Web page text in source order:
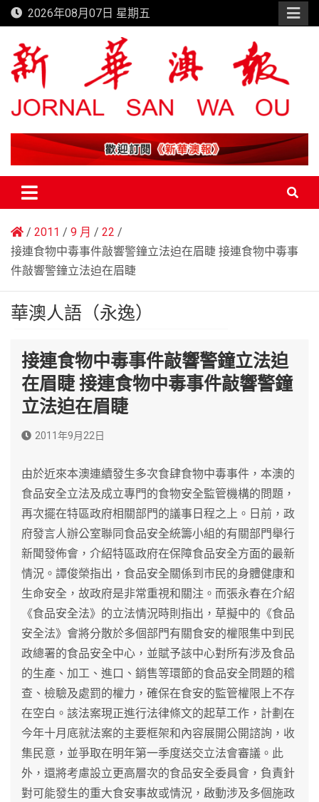
Skip
to
content
2026年08月07日 星期五
新華澳報
2011 9 月
22
接連食物中毒事件敲響警鐘立法迫在眉睫 接連食物中毒事
件敲響警鐘立法迫在眉睫
華澳人語（永逸）
接連食物中毒事件敲響警鐘立法迫
在眉睫 接連食物中毒事件敲響警鐘
立法迫在眉睫
2011年9月22日
由於近來本澳連續發生多次食肆食物中毒事件，本澳的
食品安全立法及成立專門的食物安全監管機構的問題，
再次擺在特區政府相關部門的議事日程之上。日前，政
府發言人辦公室聯同食品安全統籌小組的有關部門舉行
新聞發佈會，介紹特區政府在保障食品安全方面的最新
情況。譚俊榮指出，食品安全關係到市民的身體健康和
生命安全，故政府是非常重視和關注。而張永春在介紹
《食品安全法》的立法情況時則指出，草擬中的《食品
安全法》會將分散於多個部門有關食安的權限集中到民
政總署的食品安全中心，並賦予該中心對所有涉及食品
的生產、加工、進口、銷售等環節的食品安全問題的稽
查、檢驗及處罰的權力，確保在食安的監管權限上不存
在空白。該法案現正進行法律條文的起草工作，計劃在
今年十月底就法案的主要框架和內容展開公開諮詢，收
集民意，並爭取在明年第一季度送交立法會審議。此
外，還將考慮設立更高層次的食品安全委員會，負責針
對可能發生的重大食安事故或情況，啟動涉及多個施政